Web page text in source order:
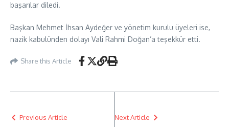
başarılar diledi.
Başkan Mehmet İhsan Aydeğer ve yönetim kurulu üyeleri ise,
nazik kabulünden dolayı Vali Rahmi Doğan’a teşekkür etti.
Share this Article
Previous Article Next Article